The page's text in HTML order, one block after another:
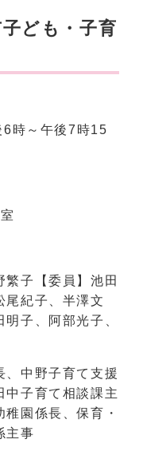
ども・子育
時～午後7時15
繁子【委員】池田
尾紀子、半澤文
子、阿部光子、
、中野子育て支援
中子育て相談課主
園係長、保育・
主事